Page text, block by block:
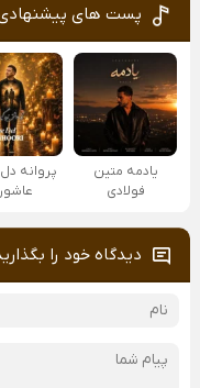
پست های
یادمه متین
فولادی
پروانه
دیدگاه خود را